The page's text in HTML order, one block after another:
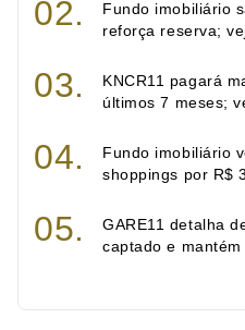
Fundo imobiliário
reforça reserva;
KNCR11 pagará
últimos 7 meses;
Fundo imobiliário
shoppings por R$
GARE11 detalha
captado e